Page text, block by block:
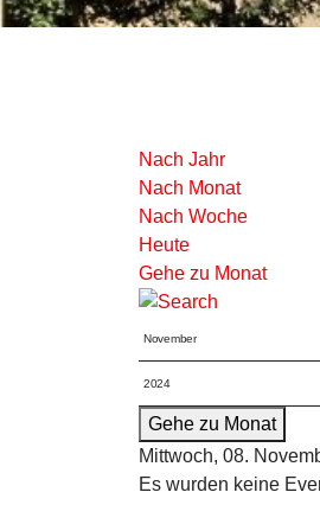
Nach Jahr
Nach Monat
Nach Woche
Heute
Gehe zu Monat
Gehe zu Monat
Mittwoch, 08.
Es wurden keine